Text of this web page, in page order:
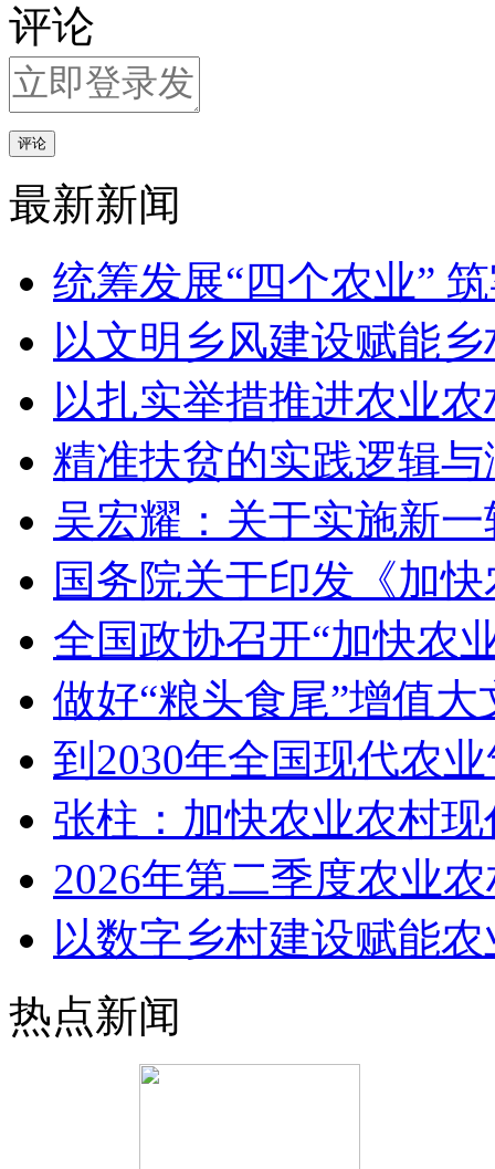
评论
评论
最新新闻
统筹发展“四个农业”
以文明乡风建设赋能
以扎实举措推进农业
精准扶贫的实践逻辑
吴宏耀：关于实施新
国务院关于印发《加
全国政协召开“加快农
做好“粮头食尾”增值大
到2030年全国现代农
张柱：加快农业农村
2026年第二季度农业
以数字乡村建设赋能
热点新闻